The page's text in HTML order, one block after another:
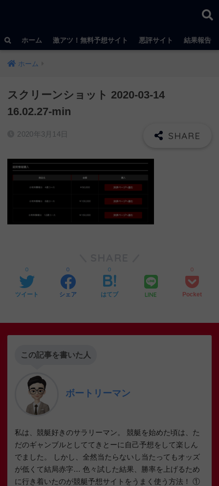
ホーム 激アツ！無料予想サイト 悪評サイト 結果報告
ホーム
スクリーンショット 2020-03-14
16.02.27-min
2020年3月14日
ツイート
0
シェア
0
はてブ
0
LINE Pocket
0
この記事を書いた人
ボートリーマン
私は、競艇好きのサラリーマン。 競艇を始めた頃は、た
だのギャンブルとしててきとーに自己予想をして楽しん
でました。 しかし、全然当たらないし当たってもオッズ
が低くて結局赤字… 色々試した結果、勝率を上げるため
に行き着いたのが競艇予想サイトをうまく使う方法！ ①